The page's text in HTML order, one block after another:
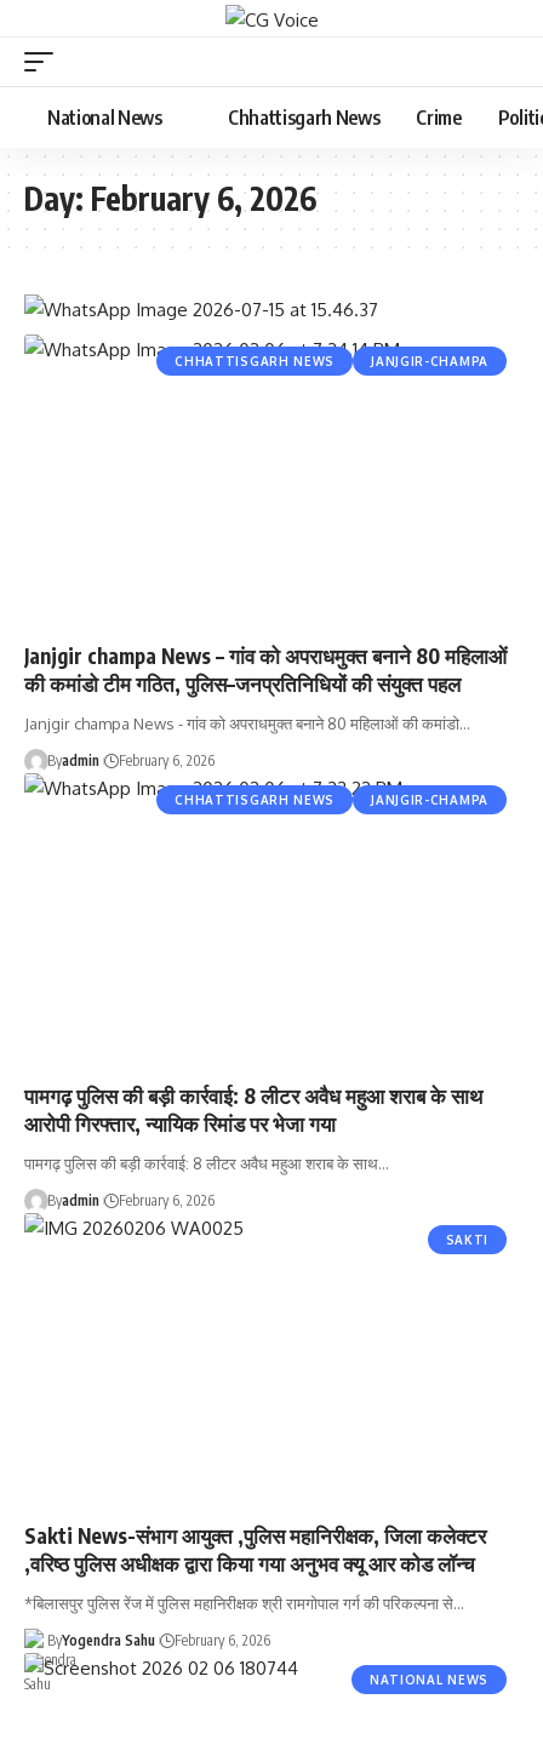
National News Chhattisgarh News Crime
Day: February 6, 2026
CHHATTISGARH NEWS JANJGIR-CHAMPA
Janjgir champa News – गांव को अपराधमुक्त बनाने 80 महिलाओं
की कमांडो टीम गठित, पुलिस–जनप्रतिनिधियों की संयुक्त पहल
Janjgir champa News - गांव को अपराधमुक्त बनाने 80 महिलाओं की कमांडो…
Byadmin February 6, 2026
CHHATTISGARH NEWS JANJGIR-CHAMPA
पामगढ़ पुलिस की बड़ी कार्रवाई: 8 लीटर अवैध महुआ शराब के साथ
आरोपी गिरफ्तार, न्यायिक रिमांड पर भेजा गया
पामगढ़ पुलिस की बड़ी कार्रवाई: 8 लीटर अवैध महुआ शराब के साथ…
Byadmin February 6, 2026
SAKTI
Sakti News-संभाग आयुक्त ,पुलिस महानिरीक्षक, जिला कलेक्टर
,वरिष्ठ पुलिस अधीक्षक द्वारा किया गया अनुभव क्यू आर कोड लॉन्च
*बिलासपुर पुलिस रेंज में पुलिस महानिरीक्षक श्री रामगोपाल गर्ग की परिकल्पना से…
ByYogendra Sahu February 6, 2026
NATIONAL NEWS